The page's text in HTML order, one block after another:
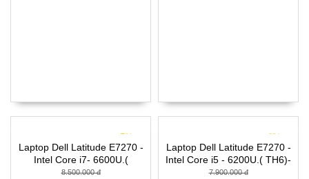
- 7%
Laptop Dell Latitude E7270 -
Intel Core i7- 6600U.(
TH6)-4G- SSD128G- 12.5'
8.500.000 đ
- 6%
Laptop Dell Latitude E7270 -
Intel Core i5 - 6200U.( TH6)-
4G- SSD128G- 12.5'
7.900.000 đ